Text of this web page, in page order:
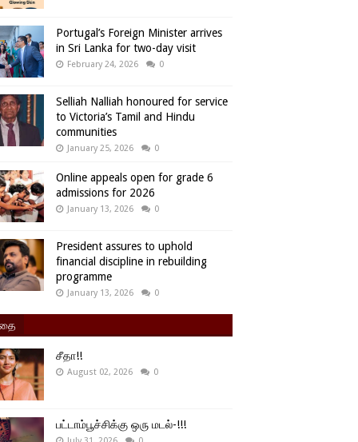
Portugal’s Foreign Minister arrives
in Sri Lanka for two-day visit
February 24, 2026 0
Selliah Nalliah honoured for service
to Victoria’s Tamil and Hindu
communities
January 25, 2026 0
Online appeals open for grade 6
admissions for 2026
January 13, 2026 0
President assures to uphold
financial discipline in rebuilding
programme
January 13, 2026 0
சீதா!!
August 02, 2026 0
பட்டாம்பூச்சிக்கு ஒரு மடல்-!!!